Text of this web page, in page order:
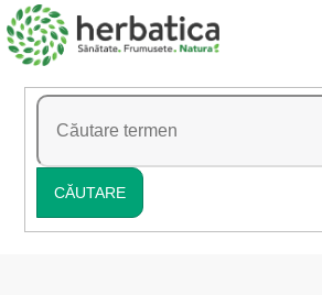
Treci
la
conținut
CĂUTARE